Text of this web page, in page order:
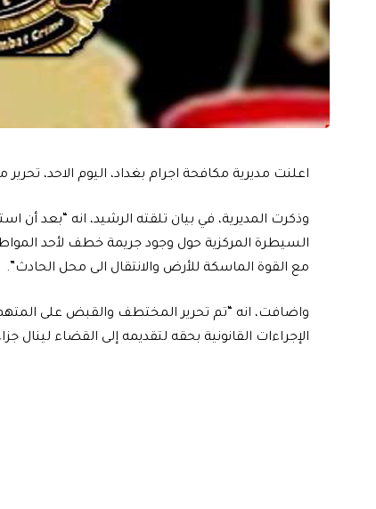
اعلنت مديرية مكافحة اجرام بغداد، اليوم الاحد،
وذكرت المديرية، في بيان تلقته الرشيد، انه “بعد
السيطرة المركزية حول وجود جريمة خطف لأحد
مع القوة الماسكة للأرض والانتقال الى محل الحادث”.
واضافت، انه “تم تحرير المختطف والقبض على
الإجراءات القانونية بحقه لتقديمه إلى القضاء لينال